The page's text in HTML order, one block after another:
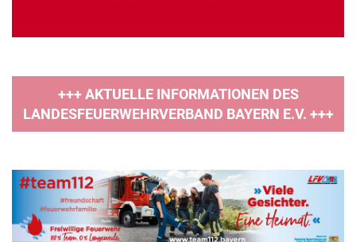
+++ AKTUELLE INFORMATIONEN DES
LANDESFEUERWEHRVERBAND BAYERN E.V. +++